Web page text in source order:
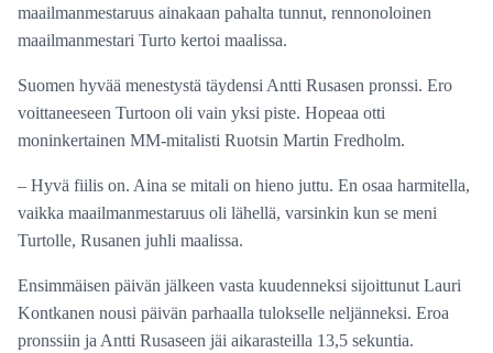
maailmanmestaruus ainakaan pahalta tunnut, rennonoloinen
maailmanmestari Turto kertoi maalissa.
Suomen hyvää menestystä täydensi Antti Rusasen pronssi. Ero
voittaneeseen Turtoon oli vain yksi piste. Hopeaa otti
moninkertainen MM-mitalisti Ruotsin Martin Fredholm.
– Hyvä fiilis on. Aina se mitali on hieno juttu. En osaa harmitella,
vaikka maailmanmestaruus oli lähellä, varsinkin kun se meni
Turtolle, Rusanen juhli maalissa.
Ensimmäisen päivän jälkeen vasta kuudenneksi sijoittunut Lauri
Kontkanen nousi päivän parhaalla tulokselle neljänneksi. Eroa
pronssiin ja Antti Rusaseen jäi aikarasteilla 13,5 sekuntia.